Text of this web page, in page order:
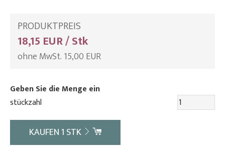
PRODUKTPREIS
18,15 EUR / Stk
ohne MwSt. 15,00 EUR
Geben Sie die Menge ein
stückzahl
KAUFEN1 STK